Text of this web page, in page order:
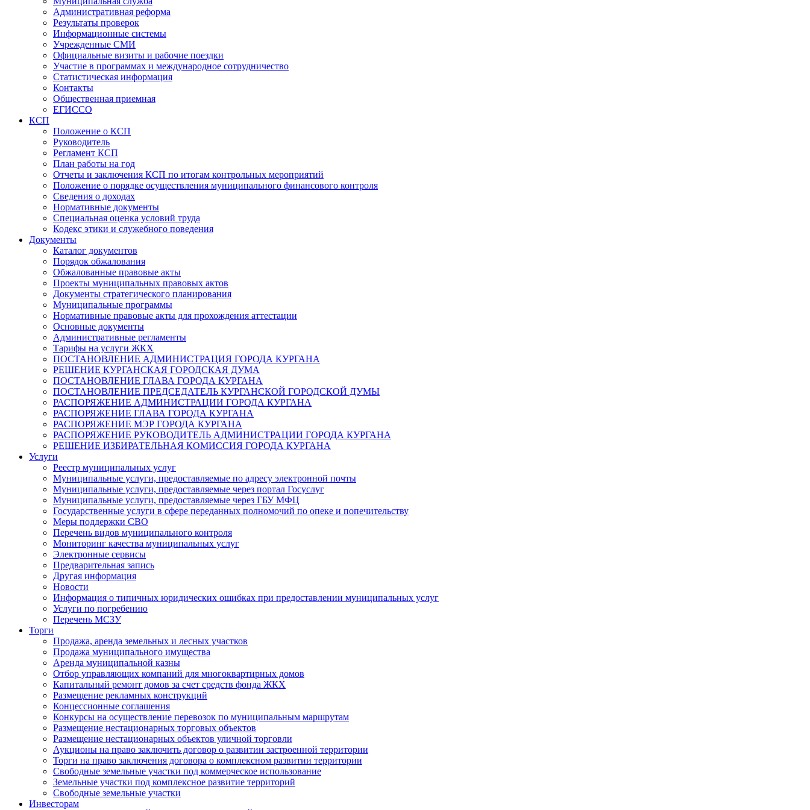
Административная реформа
Результаты проверок
Информационные системы
Учрежденные СМИ
Официальные визиты и рабочие поездки
Участие в программах и международное сотрудничество
Статистическая информация
Контакты
Общественная приемная
ЕГИССО
КСП
Положение о КСП
Руководитель
Регламент КСП
План работы на год
Отчеты и заключения КСП по итогам контрольных мероприятий
Положение о порядке осуществления муниципального финансового контроля
Сведения о доходах
Нормативные документы
Специальная оценка условий труда
Кодекс этики и служебного поведения
Документы
Каталог документов
Порядок обжалования
Обжалованные правовые акты
Проекты муниципальных правовых актов
Документы стратегического планирования
Муниципальные программы
Нормативные правовые акты для прохождения аттестации
Основные документы
Административные регламенты
Тарифы на услуги ЖКХ
ПОСТАНОВЛЕНИЕ АДМИНИСТРАЦИЯ ГОРОДА КУРГАНА
РЕШЕНИЕ КУРГАНСКАЯ ГОРОДСКАЯ ДУМА
ПОСТАНОВЛЕНИЕ ГЛАВА ГОРОДА КУРГАНА
ПОСТАНОВЛЕНИЕ ПРЕДСЕДАТЕЛЬ КУРГАНСКОЙ ГОРОДСКОЙ ДУМЫ
РАСПОРЯЖЕНИЕ АДМИНИСТРАЦИИ ГОРОДА КУРГАНА
РАСПОРЯЖЕНИЕ ГЛАВА ГОРОДА КУРГАНА
РАСПОРЯЖЕНИЕ МЭР ГОРОДА КУРГАНА
РАСПОРЯЖЕНИЕ РУКОВОДИТЕЛЬ АДМИНИСТРАЦИИ ГОРОДА КУРГАНА
РЕШЕНИЕ ИЗБИРАТЕЛЬНАЯ КОМИССИЯ ГОРОДА КУРГАНА
Услуги
Реестр муниципальных услуг
Муниципальные услуги, предоставляемые по адресу электронной почты
Муниципальные услуги, предоставляемые через портал Госуслуг
Муниципальные услуги, предоставляемые через ГБУ МФЦ
Государственные услуги в сфере переданных полномочий по опеке и попечительству
Меры поддержки СВО
Перечень видов муниципального контроля
Мониторинг качества муниципальных услуг
Электронные сервисы
Предварительная запись
Другая информация
Новости
Информация о типичных юридических ошибках при предоставлении муниципальных услуг
Услуги по погребению
Перечень МСЗУ
Торги
Продажа, аренда земельных и лесных участков
Продажа муниципального имущества
Аренда муниципальной казны
Отбор управляющих компаний для многоквартирных домов
Капитальный ремонт домов за счет средств фонда ЖКХ
Размещение рекламных конструкций
Концессионные соглашения
Конкурсы на осуществление перевозок по муниципальным маршрутам
Размещение нестационарных торговых объектов
Размещение нестационарных объектов уличной торговли
Аукционы на право заключить договор о развитии застроенной территории
Торги на право заключения договора о комплексном развитии территории
Свободные земельные участки под коммерческое использование
Земельные участки под комплексное развитие территорий
Свободные земельные участки
Инвесторам